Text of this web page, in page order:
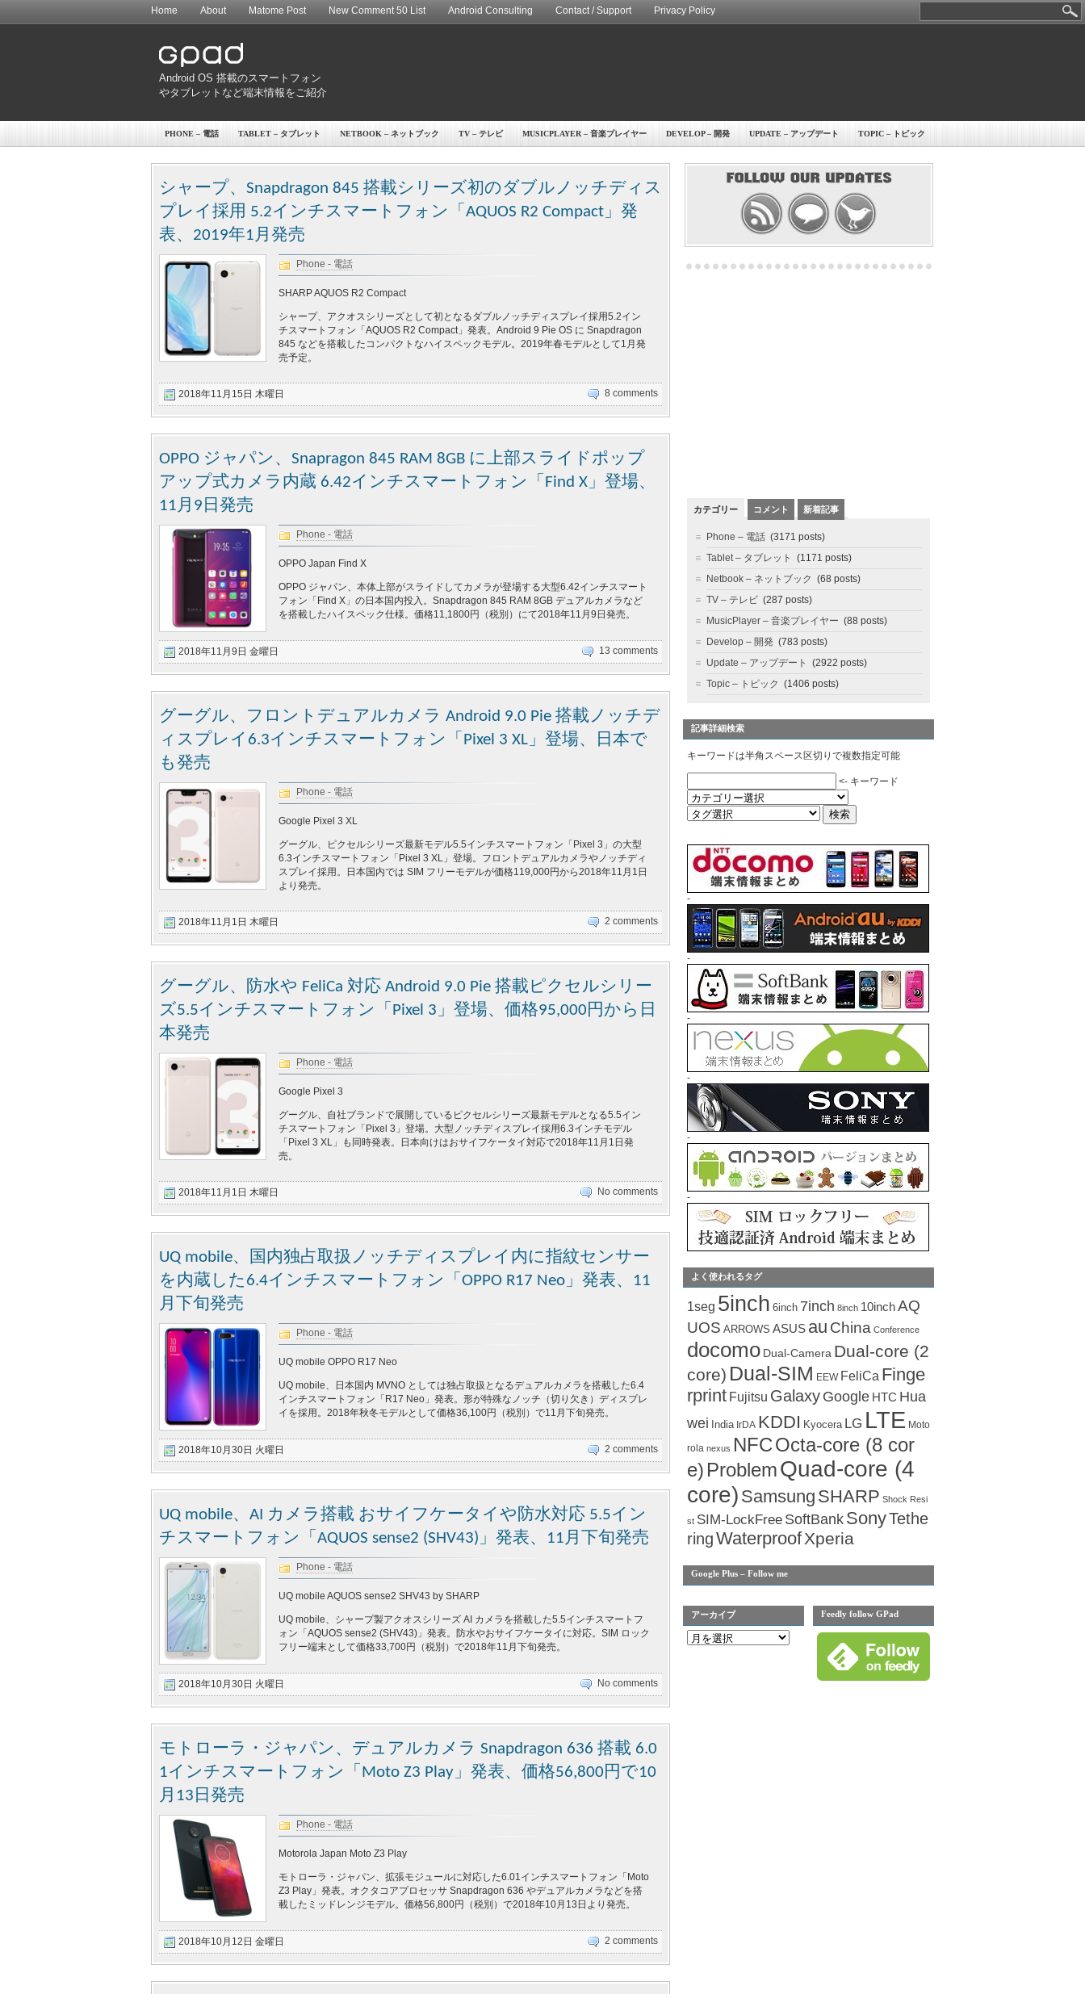
Home About Matome Post New Comment 50 List Android Consulting Contact / Support Privacy Policy
Android OS 搭載のスマートフォン
やタブレットなど端末情報をご紹介
PHONE – 電話 TABLET – タブレット NETBOOK – ネットブック TV – テレビ MUSICPLAYER – 音楽プレイヤー DEVELOP – 開発 UPDATE – アップデート TOPIC – トピック
シャープ、Snapdragon 845 搭載シリーズ初のダブルノッチディス
プレイ採用 5.2インチスマートフォン「AQUOS R2 Compact」発
表、2019年1月発売
Phone - 電話
SHARP AQUOS R2 Compact
シャープ、アクオスシリーズとして初となるダブルノッチディスプレイ採用5.2イン
チスマートフォン「AQUOS R2 Compact」発表。Android 9 Pie OS に Snapdragon
845 などを搭載したコンパクトなハイスペックモデル。2019年春モデルとして1月発
売予定。
2018年11月15日 木曜日 8 comments
OPPO ジャパン、Snapragon 845 RAM 8GB に上部スライドポップ
アップ式カメラ内蔵 6.42インチスマートフォン「Find X」登場、
11月9日発売
Phone - 電話
OPPO Japan Find X
OPPO ジャパン、本体上部がスライドしてカメラが登場する大型6.42インチスマート
フォン「Find X」の日本国内投入。Snapdragon 845 RAM 8GB デュアルカメラなど
を搭載したハイスペック仕様。価格11,1800円（税別）にて2018年11月9日発売。
2018年11月9日 金曜日 13 comments
グーグル、フロントデュアルカメラ Android 9.0 Pie 搭載ノッチデ
ィスプレイ6.3インチスマートフォン「Pixel 3 XL」登場、日本で
も発売
Phone - 電話
Google Pixel 3 XL
グーグル、ピクセルシリーズ最新モデル5.5インチスマートフォン「Pixel 3」の大型
6.3インチスマートフォン「Pixel 3 XL」登場。フロントデュアルカメラやノッチディ
スプレイ採用。日本国内では SIM フリーモデルが価格119,000円から2018年11月1日
より発売。
2018年11月1日 木曜日 2 comments
グーグル、防水や FeliCa 対応 Android 9.0 Pie 搭載ピクセルシリー
ズ5.5インチスマートフォン「Pixel 3」登場、価格95,000円から日
本発売
Phone - 電話
Google Pixel 3
グーグル、自社ブランドで展開しているピクセルシリーズ最新モデルとなる5.5イン
チスマートフォン「Pixel 3」登場。大型ノッチディスプレイ採用6.3インチモデル
「Pixel 3 XL」も同時発表。日本向けはおサイフケータイ対応で2018年11月1日発
売。
2018年11月1日 木曜日 No comments
UQ mobile、国内独占取扱ノッチディスプレイ内に指紋センサー
を内蔵した6.4インチスマートフォン「OPPO R17 Neo」発表、11
月下旬発売
Phone - 電話
UQ mobile OPPO R17 Neo
UQ mobile、日本国内 MVNO としては独占取扱となるデュアルカメラを搭載した6.4
インチスマートフォン「R17 Neo」発表。形が特殊なノッチ（切り欠き）ディスプレ
イを採用。2018年秋冬モデルとして価格36,100円（税別）で11月下旬発売。
2018年10月30日 火曜日 2 comments
UQ mobile、AI カメラ搭載 おサイフケータイや防水対応 5.5イン
チスマートフォン「AQUOS sense2 (SHV43)」発表、11月下旬発売
Phone - 電話
UQ mobile AQUOS sense2 SHV43 by SHARP
UQ mobile、シャープ製アクオスシリーズ AI カメラを搭載した5.5インチスマートフ
ォン「AQUOS sense2 (SHV43)」発表。防水やおサイフケータイに対応。SIM ロック
フリー端末として価格33,700円（税別）で2018年11月下旬発売。
2018年10月30日 火曜日 No comments
モトローラ・ジャパン、デュアルカメラ Snapdragon 636 搭載 6.0
1インチスマートフォン「Moto Z3 Play」発表、価格56,800円で10
月13日発売
Phone - 電話
Motorola Japan Moto Z3 Play
モトローラ・ジャパン、拡張モジュールに対応した6.01インチスマートフォン「Moto
Z3 Play」発表。オクタコアプロセッサ Snapdragon 636 やデュアルカメラなどを搭
載したミッドレンジモデル。価格56,800円（税別）で2018年10月13日より発売。
2018年10月12日 金曜日 2 comments
カテゴリー コメント 新着記事
Phone – 電話 (3171 posts)
Tablet – タブレット
(1171 posts)
Netbook – ネットブック (68 posts)
TV – テレビ (287 posts)
MusicPlayer – 音楽プレイヤー (88 posts)
Develop – 開発 (783 posts)
Update – アップデート
(2922 posts)
Topic – トピック (1406 posts)
記事詳細検索
キーワードは半角スペース区切りで複数指定可能
<- キーワード
-
-
-
-
-
-
よく使われるタグ
1seg 5inch 6inch 7inch 8inch 10inchAQ
UOS ARROWS ASUS au China Conference
docomo Dual-Camera Dual-core (2
core) Dual-SIM EEW FeliCa Finge
rprint Fujitsu Galaxy Google HTC Hua
wei India IrDA KDDI Kyocera LG LTE Moto
rola nexus NFCOcta-core (8 cor
e) ProblemQuad-core (4
core) Samsung SHARP Shock Resi
st SIM-LockFree SoftBank SonyTethe
ringWaterproofXperia
Google Plus – Follow me
アーカイブ Feedly follow GPad